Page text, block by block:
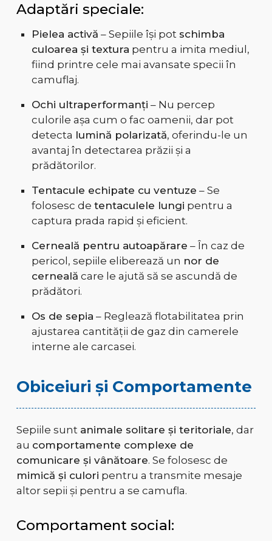
Adaptări speciale:
Pielea activă – Sepiile își pot schimba
culoarea și textura pentru a imita mediul,
fiind printre cele mai avansate specii în
camuflaj.
Ochi ultraperformanți – Nu percep
culorile așa cum o fac oamenii, dar pot
detecta lumină polarizată, oferindu-le un
avantaj în detectarea prăzii și a
prădătorilor.
Tentacule echipate cu ventuze – Se
folosesc de tentaculele lungi pentru a
captura prada rapid și eficient.
Cerneală pentru autoapărare – În caz de
pericol, sepiile eliberează un nor de
cerneală care le ajută să se ascundă de
prădători.
Os de sepia – Reglează flotabilitatea prin
ajustarea cantității de gaz din camerele
interne ale carcasei.
Obiceiuri și Comportamente
Sepiile sunt animale solitare și teritoriale, dar
au comportamente complexe de
comunicare și vânătoare. Se folosesc de
mimică și culori pentru a transmite mesaje
altor sepii și pentru a se camufla.
Comportament social: